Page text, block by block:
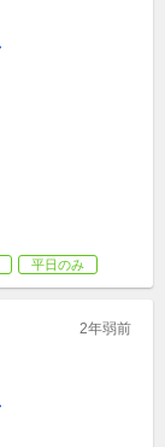
平日のみ
2年弱前